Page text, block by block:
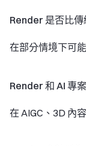
Render 是否比傳
在部分情境下可
Render 和 AI 專
在 AIGC、3D 內